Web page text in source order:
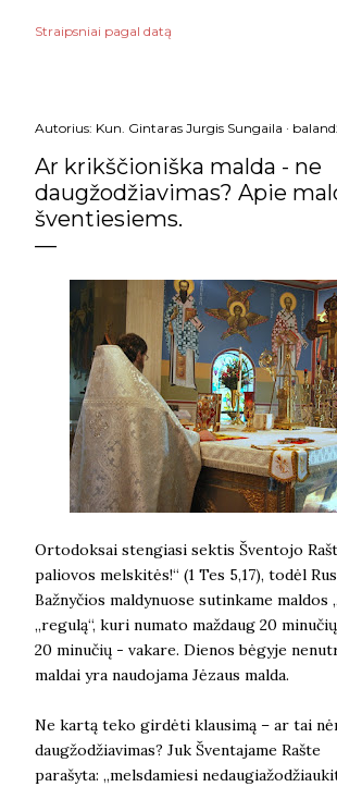
Straipsniai pagal datą
Autorius: Kun. Gintaras Jurgis Sungaila
Ar krikščioniška malda - ne
daugžodžiavimas? Apie
šventiesiems.
Ortodoksai stengiasi sektis Šventojo
paliovos melskitės!“ (1 Tes 5,17), todėl
Bažnyčios maldynuose sutinkame maldos
„regulą“, kuri numato maždaug 20
20 minučių - vakare. Dienos bėgyje
maldai yra naudojama Jėzaus malda.
Ne kartą teko girdėti klausimą – ar tai
daugžodžiavimas? Juk Šventajame Rašte
parašyta: „melsdamiesi